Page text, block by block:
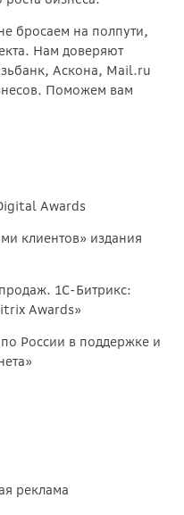
бросаем на полпути,
Нам доверяют
Аскона, Mail.ru
Поможем вам
Awards
клиентов» издания
1С-Битрикс:
Awards»
России в поддержке и
реклама